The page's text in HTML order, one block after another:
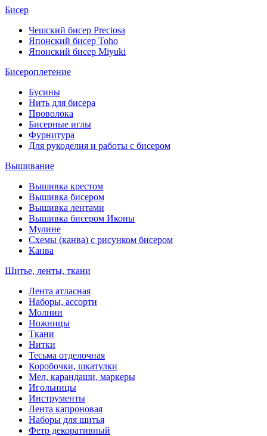
Бисер
Чешский бисер Preciosa
Японский бисер Toho
Японский бисер Miyuki
Бисероплетение
Бусины
Нить для бисера
Проволока
Бисерные иглы
Фурнитура
Для рукоделия и работы с бисером
Вышивание
Вышивка крестом
Вышивка бисером
Вышивка лентами
Вышивка бисером Иконы
Мулине
Схемы (канва) с рисунком бисером
Канва
Шитье, ленты, ткани
Лента атласная
Наборы, ассорти
Молнии
Ножницы
Ткани
Нитки
Тесьма отделочная
Коробочки, шкатулки
Мел, карандаши, маркеры
Игольницы
Инструменты
Лента капроновая
Наборы для шитья
Фетр декоративный